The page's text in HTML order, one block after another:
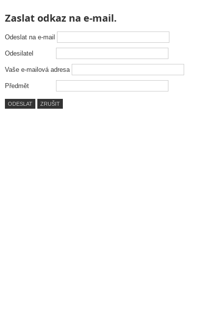
Zaslat odkaz na e-mail.
Odeslat na e-mail
Odesilatel
Vaše e-mailová adresa
Předmět
ODESLAT ZRUŠIT